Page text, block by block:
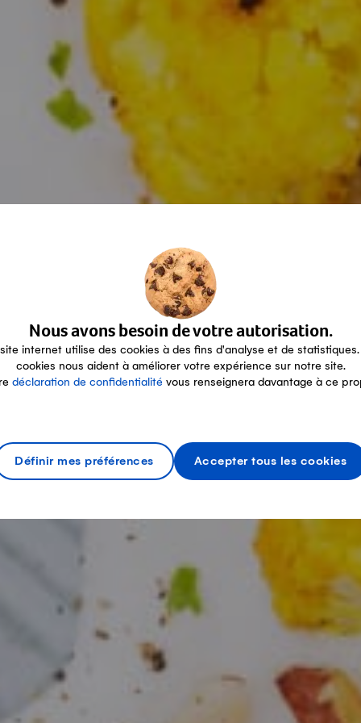
Nous avons besoin de votre autorisation.
internet utilise des cookies à des fins d'analyse et de statistiques.
cookies nous aident à améliorer votre expérience sur notre site.
déclaration de confidentialité vous renseignera davantage à ce
Définir mes préférences Accepter tous les cookies